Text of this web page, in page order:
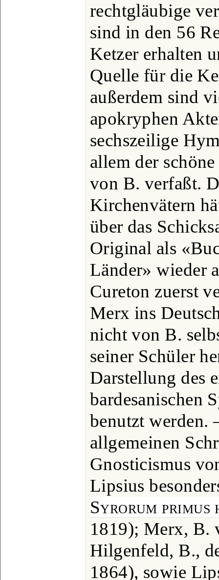
rechtgläubige
sind in den 56
Ketzer erhalten
Quelle für die
außerdem sind
apokryphen
sechszeilige
allem der
von B. verfaßt.
Kirchenvätern
über das
Original als
Länder» wieder
Cureton zuerst
Merx ins
nicht von B.
seiner Schüler
Darstellung des
bardesanischen
benutzt werden.
allgemeinen
Gnosticismus
Lipsius
Syrorum primus
1819); Merx, B.
Hilgenfeld, B.,
1864), sowie